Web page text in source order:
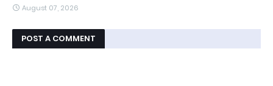
August 07, 2026
POST A COMMENT